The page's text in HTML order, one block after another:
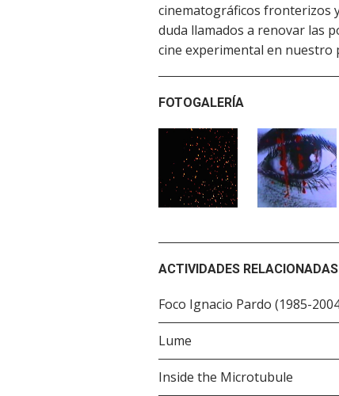
cinematográficos fronterizos
duda llamados a renovar las
cine experimental en nuestro
FOTOGALERÍA
ACTIVIDADES RELACIONADAS
Foco Ignacio Pardo (1985-
Lume
Inside the Microtubule